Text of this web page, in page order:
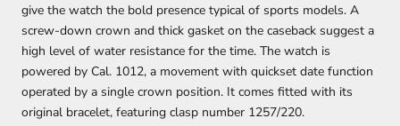
give the watch the bold presence typical of sports models. A
screw-down crown and thick gasket on the caseback suggest a
high level of water resistance for the time. The watch is
powered by Cal. 1012, a movement with quickset date function
operated by a single crown position. It comes fitted with its
original bracelet, featuring clasp number 1257/220.